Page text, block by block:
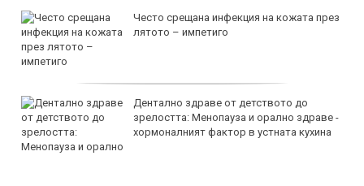
Често срещана инфекция на кожата през
лятото – импетиго
Дентално здраве от детството до
зрелостта: Менопауза и орално здраве -
хормоналният фактор в устната кухина